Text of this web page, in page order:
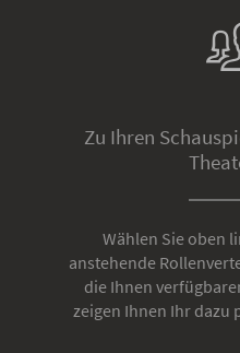
Zu Ihren
Wählen Sie oben
anstehende
die Ihnen
zeigen Ihnen Ihr dazu